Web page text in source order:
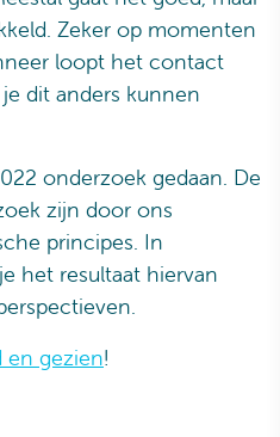
Zeker op momenten
loopt het contact
dit anders kunnen
onderzoek gedaan. De
zijn door ons
principes. In
het resultaat hiervan
en gezien!